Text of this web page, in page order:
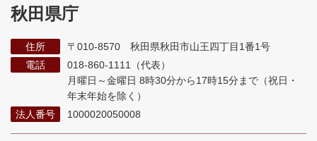
秋田県庁
住所
〒010-8570 秋田県秋田市山王四丁目1番1号
電話
018-860-1111（代表）
月曜日～金曜日 8時30分から17時15分まで （祝日・
年末年始を除く）
法人番号
1000020050008